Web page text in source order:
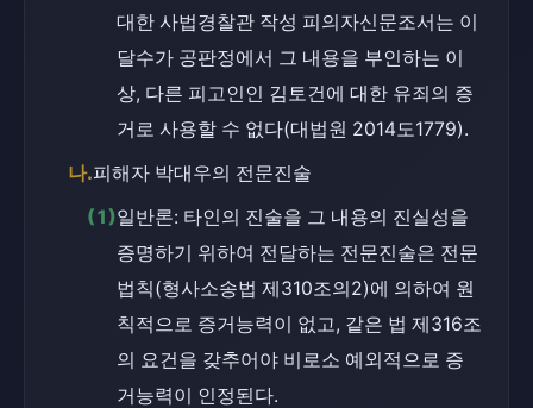
대한 사법경찰관 작성 피의자신문조서는 이
달수가 공판정에서 그 내용을 부인하는 이
상, 다른 피고인인 김토건에 대한 유죄의 증
거로 사용할 수 없다(대법원 2014도1779).
나.피해자 박대우의 전문진술
(1)일반론: 타인의 진술을 그 내용의 진실성을
증명하기 위하여 전달하는 전문진술은 전문
법칙(형사소송법 제310조의2)에 의하여 원
칙적으로 증거능력이 없고, 같은 법 제316조
의 요건을 갖추어야 비로소 예외적으로 증
거능력이 인정된다.